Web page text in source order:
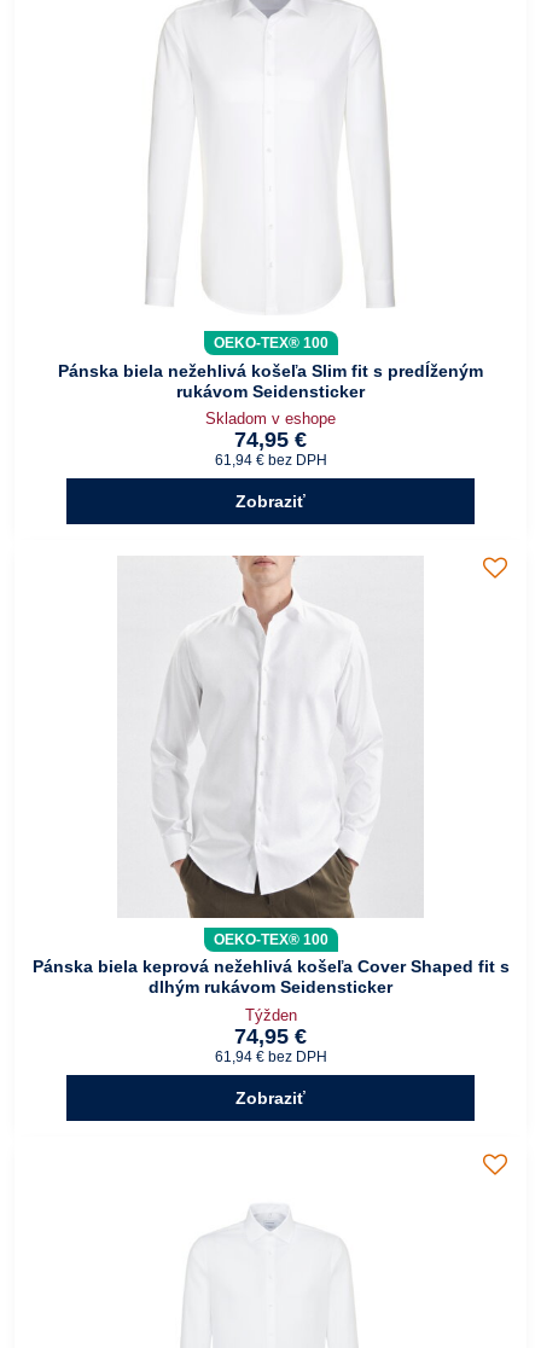
OEKO-TEX® 100
Pánska biela nežehlivá košeľa Slim fit s predĺženým
rukávom Seidensticker
Skladom v eshope
74,95 €
61,94 € bez DPH
Zobraziť
OEKO-TEX® 100
Pánska biela keprová nežehlivá košeľa Cover Shaped fit s
dlhým rukávom Seidensticker
Týžden
74,95 €
61,94 € bez DPH
Zobraziť